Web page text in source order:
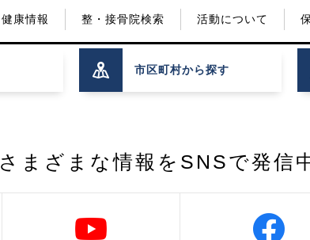
健康情報 整・接骨院検索 活動について
市区町村から探す
さまざまな情報を SNSで発信